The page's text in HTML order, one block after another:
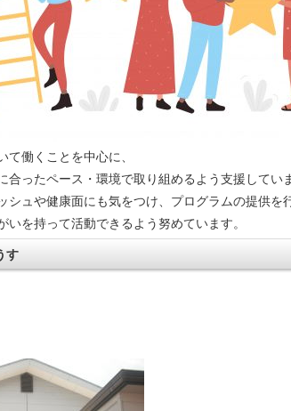
て働くことを中心に、
合ったペース・環境で取り組めるよう支援してい
シュや健康面にも気をつけ、プログラムの提供を
いを持って活動できるよう努めています。
す